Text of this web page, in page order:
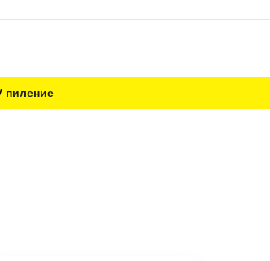
пиление